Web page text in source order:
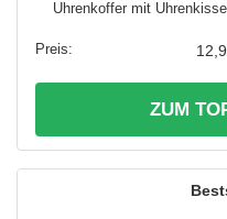
Uhrenkoffer mit
ZUM